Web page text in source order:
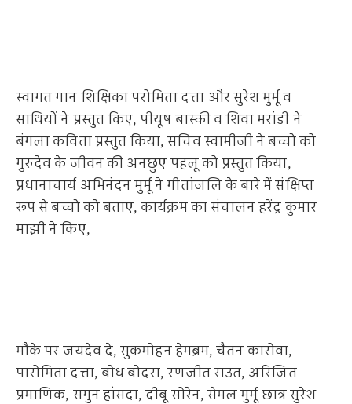
स्वागत गान शिक्षिका परोमिता दत्ता और सुरेश मुर्मू व
साथियों ने प्रस्तुत किए, पीयूष बास्की व शिवा मरांडी ने
बंगला कविता प्रस्तुत किया, सचिव स्वामीजी ने बच्चों को
गुरुदेव के जीवन की अनछुए पहलू को प्रस्तुत किया,
प्रधानाचार्य अभिनंदन मुर्मू ने गीतांजलि के बारे में संक्षिप्त
रूप से बच्चों को बताए, कार्यक्रम का संचालन हरेंद्र कुमार
माझी ने किए,
मौके पर जयदेव दे, सुकमोहन हेमब्रम, चैतन कारोवा,
पारोमिता दत्ता, बोध बोदरा, रणजीत राउत, अरिजित
प्रमाणिक, सगुन हांसदा, दीबू सोरेन, सेमल मुर्मू छात्र सुरेश